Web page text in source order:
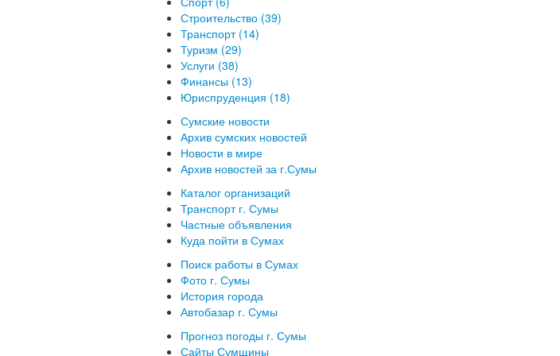
Строительство (39)
Транспорт (14)
Туризм (29)
Услуги (38)
Финансы (13)
Юриспруденция (18)
Сумские новости
Архив сумских новостей
Новости в мире
Архив новостей за г.Сумы
Каталог организаций
Транспорт г. Сумы
Частные объявления
Куда пойти в Сумах
Поиск работы в Сумах
Фото г. Сумы
История города
Автобазар г. Сумы
Прогноз погоды г. Сумы
Сайты Сумщины